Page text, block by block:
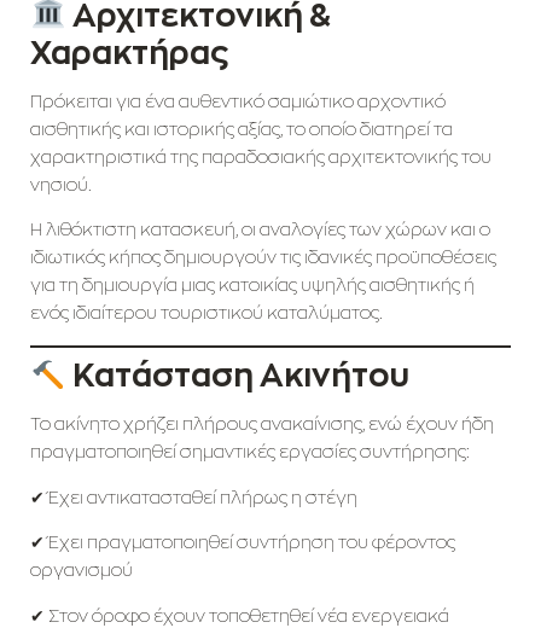
Αρχιτεκτονική &
Χαρακτήρας
Πρόκειται για ένα αυθεντικό σαμιώτικο αρχοντικό
αισθητικής και ιστορικής αξίας, το οποίο διατηρεί τα
χαρακτηριστικά της παραδοσιακής αρχιτεκτονικής του
νησιού.
Η λιθόκτιστη κατασκευή, οι αναλογίες των χώρων και ο
ιδιωτικός κήπος δημιουργούν τις ιδανικές προϋποθέσεις
για τη δημιουργία μιας κατοικίας υψηλής αισθητικής ή
ενός ιδιαίτερου τουριστικού καταλύματος.
Κατάσταση Ακινήτου
Το ακίνητο χρήζει πλήρους ανακαίνισης, ενώ έχουν ήδη
πραγματοποιηθεί σημαντικές εργασίες συντήρησης:
✔ Έχει αντικατασταθεί πλήρως η στέγη
✔ Έχει πραγματοποιηθεί συντήρηση του φέροντος
οργανισμού
✔ Στον όροφο έχουν τοποθετηθεί νέα ενεργειακά